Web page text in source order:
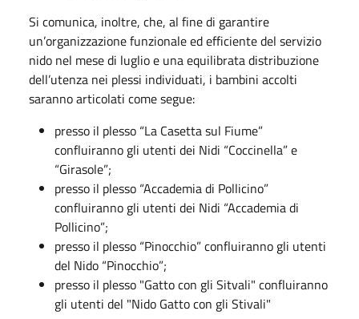
Si comunica, inoltre, che, al fine di garantire
un’organizzazione funzionale ed efficiente del servizio
nido nel mese di luglio e una equilibrata distribuzione
dell’utenza nei plessi individuati, i bambini accolti
saranno articolati come segue:
presso il plesso “La Casetta sul Fiume”
confluiranno gli utenti dei Nidi “Coccinella” e
“Girasole”;
presso il plesso “Accademia di Pollicino”
confluiranno gli utenti dei Nidi “Accademia di
Pollicino”;
presso il plesso “Pinocchio” confluiranno gli utenti
del Nido “Pinocchio”;
presso il plesso "Gatto con gli Sitvali" confluiranno
gli utenti del "Nido Gatto con gli Stivali"